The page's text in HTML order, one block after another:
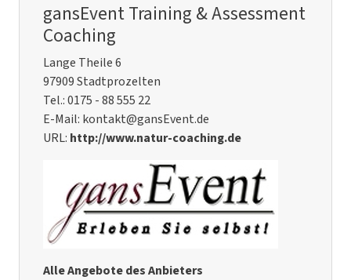
gansEvent Training & Assessment
Coaching
Lange Theile 6
97909 Stadtprozelten
Tel.: 0175 - 88 555 22
E-Mail: kontakt@gansEvent.de
URL: http://www.natur-coaching.de
Alle Angebote des Anbieters